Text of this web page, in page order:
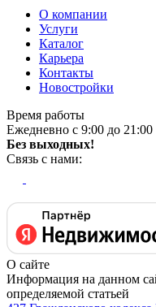
О компании
Услуги
Каталог
Карьера
Контакты
Новостройки
Время работы
Ежедневно с 9:00 до 21:00
Без выходных!
Связь с нами:
О сайте
Информация на данном
определяемой статьей